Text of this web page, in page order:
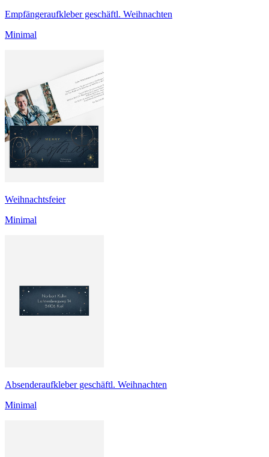
Empfängeraufkleber geschäftl. Weihnachten
Minimal
Weihnachtsfeier
Minimal
Absenderaufkleber geschäftl. Weihnachten
Minimal